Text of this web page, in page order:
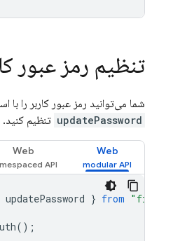
تنظیم رمز عبور
شما می‌توانید رمز عبور کاربر را با
updatePassword تنظیم کنید.
Web
Web
updatePassword } from
();